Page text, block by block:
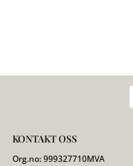
KONTAKT OSS
Org.no:999327710MVA